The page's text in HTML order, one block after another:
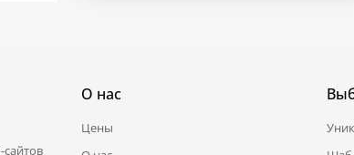
О нас
Цены